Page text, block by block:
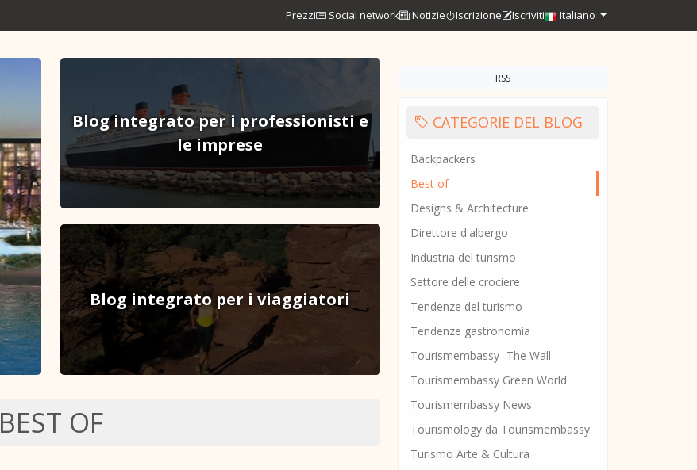
Prezzi Social network Notizie Iscrizione Iscriviti Italiano
Blog integrato per i professionisti e
le imprese
Blog integrato per i viaggiatori
BEST OF
RSS
CATEGORIE DEL BLOG
Backpackers
Best of
Designs & Architecture
Direttore d'albergo
Industria del turismo
Settore delle crociere
Tendenze del turismo
Tendenze gastronomia
Tourismembassy -The Wall
Tourismembassy Green World
Tourismembassy News
Tourismology da Tourismembassy
Turismo Arte & Cultura